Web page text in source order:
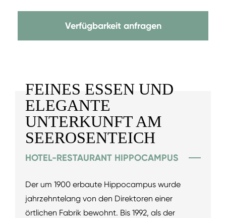
Verfügbarkeit anfragen
FEINES ESSEN UND
ELEGANTE
UNTERKUNFT AM
SEEROSENTEICH
HOTEL-RESTAURANT HIPPOCAMPUS
Der um 1900 erbaute Hippocampus wurde
jahrzehntelang von den Direktoren einer
örtlichen Fabrik bewohnt. Bis 1992, als der